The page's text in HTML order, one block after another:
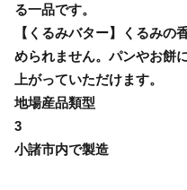
る一品です。
【くるみバター】くるみの
められません。パンやお餅
上がっていただけます。
地場産品類型
3
小諸市内で製造